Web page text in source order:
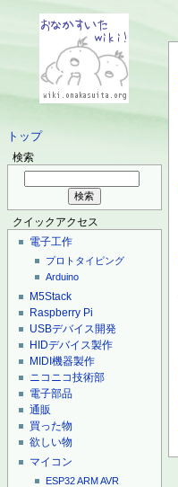
トップ
検索
クイックアクセス
電子工作
プロトタイピング
Arduino
M5Stack
Raspberry Pi
USBデバイス開発
HIDデバイス製作
MIDI機器製作
ニコニコ技術部
電子部品
通販
買った物
欲しい物
マイコン
ESP32ARMAVR